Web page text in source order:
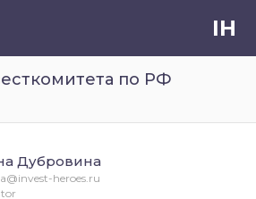
IH
по РФ
Дубровина
heroes.ru